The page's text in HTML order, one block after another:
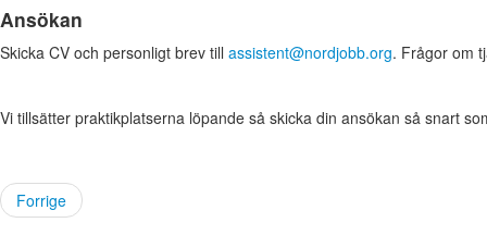
Ansökan
Skicka CV och personligt brev till assistent@nordjobb.org. Frågor om
Vi tillsätter praktikplatserna löpande så skicka din ansökan så snart
Forrige